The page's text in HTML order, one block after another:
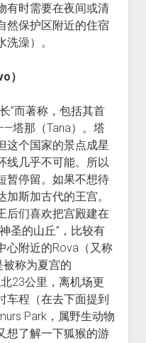
有时需要在夜间或清
然保护区附近的住宿
澡）。
）
”而著称，包括其首
塔那（Tana）。塔
这个国家的景点成星
线几乎不可能。所以
暂停留。如果不想待
斯加古代的王宫。
后们喜欢把宫殿建在
圣的山丘”，比较有
心附近的Rova（又称
被称为夏宫的
23公里，离机场更
车程（在去下面提到
Park，属野生动物
想了解一下狐猴的游